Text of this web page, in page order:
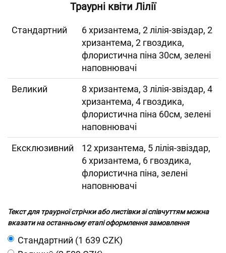
Траурні квіти Лілії
Cтандартний
6 хризантема, 2 лілія-звіздар, 2
хризантема, 2 гвоздика,
флористична піна 30см, зелені
наповнювачі
Великий
8 хризантема, 3 лілія-звіздар, 4
хризантема, 4 гвоздика,
флористична піна 60см, зелені
наповнювачі
Ексклюзивний
12 хризантема, 5 лілія-звіздар,
6 хризантема, 6 гвоздика,
флористична піна, зелені
наповнювачі
Текст для траурної стрічки або листівки зі співчуттям можна
вказати на останньому етапі оформлення замовлення
Cтандартний (1 639 CZK)